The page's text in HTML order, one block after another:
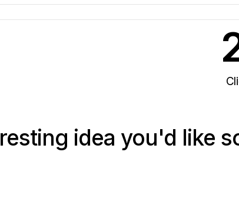
idea you'd like